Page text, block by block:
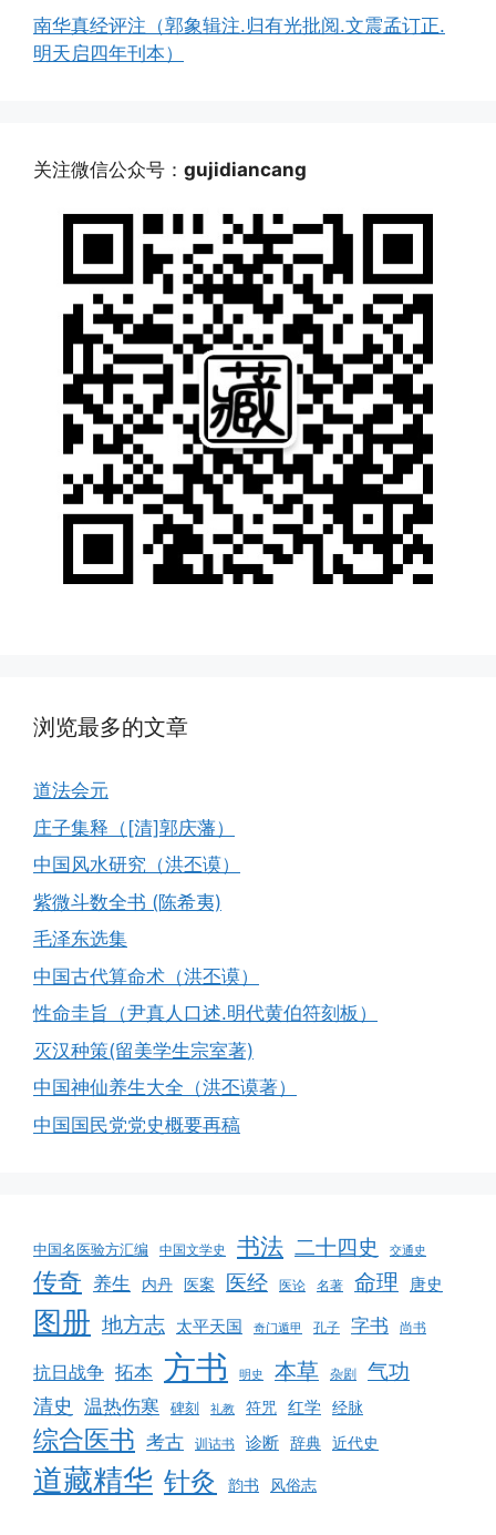
南华真经评注（郭象辑注.归有光批阅.文震孟订正.
明天启四年刊本）
关注微信公众号： gujidiancang
浏览最多的文章
道法会元
庄子集释（[清]郭庆藩）
中国风水研究（洪丕谟）
紫微斗数全书 (陈希夷)
毛泽东选集
中国古代算命术（洪丕谟）
性命圭旨（尹真人口述.明代黄伯符刻板）
灭汉种策(留美学生宗室著)
中国神仙养生大全（洪丕谟著）
中国国民党党史概要再稿
中国名医验方汇编 中国文学史 书法 二十四史 交通史
传奇 养生 内丹 医案 医经 医论 名著 命理 唐史
图册 地方志 太平天国 奇门遁甲 孔子 字书 尚书
抗日战争 拓本 方书 明史 本草 杂剧 气功
清史 温热伤寒 碑刻 礼教 符咒 红学 经脉
综合医书 考古 训诂书 诊断 辞典 近代史
道藏精华 针灸 韵书 风俗志